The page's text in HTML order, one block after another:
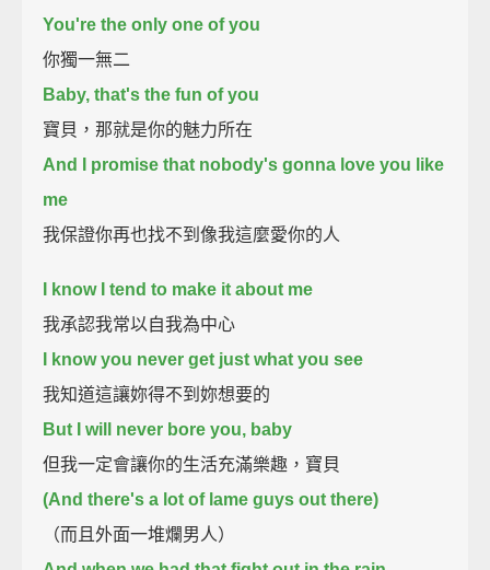
You're the only one of you
你獨一無二
Baby, that's the fun of you
寶貝，那就是你的魅力所在
And I promise that nobody's gonna love you like
me
我保證你再也找不到像我這麼愛你的人
I know I tend to make it about me
我承認我常以自我為中心
I know you never get just what you see
我知道這讓妳得不到妳想要的
But I will never bore you, baby
但我一定會讓你的生活充滿樂趣，寶貝
(And there's a lot of lame guys out there)
（而且外面一堆爛男人）